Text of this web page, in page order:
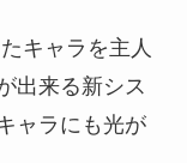
キャラを主人
出来る新シス
ャラにも光が